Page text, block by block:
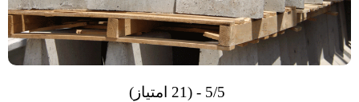
5/5 - (21 امتیاز)